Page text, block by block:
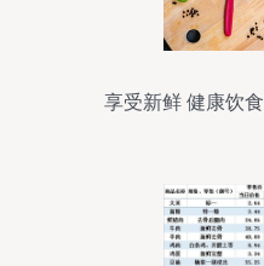
享受新鲜 健康饮